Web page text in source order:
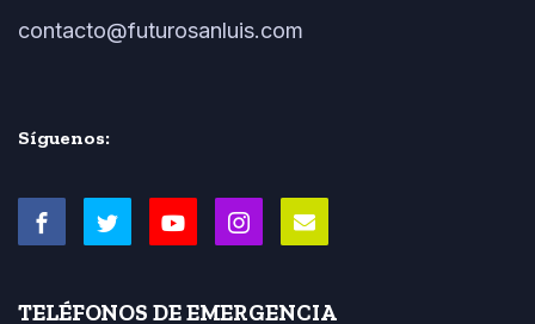
contacto@futurosanluis.com
Síguenos:
TELÉFONOS DE EMERGENCIA